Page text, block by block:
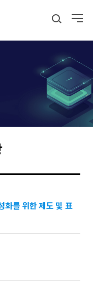
화를 위한 제도 및 표